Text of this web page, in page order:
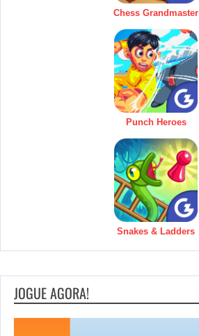
Chess Grandmaster
Punch Heroes
Snakes & Ladders
JOGUE AGORA!